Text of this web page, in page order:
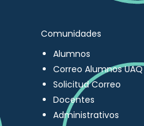
Comunidades
Alumnos
Correo Alumnos UAQ
Solicitud Correo
Docentes
Administrativos